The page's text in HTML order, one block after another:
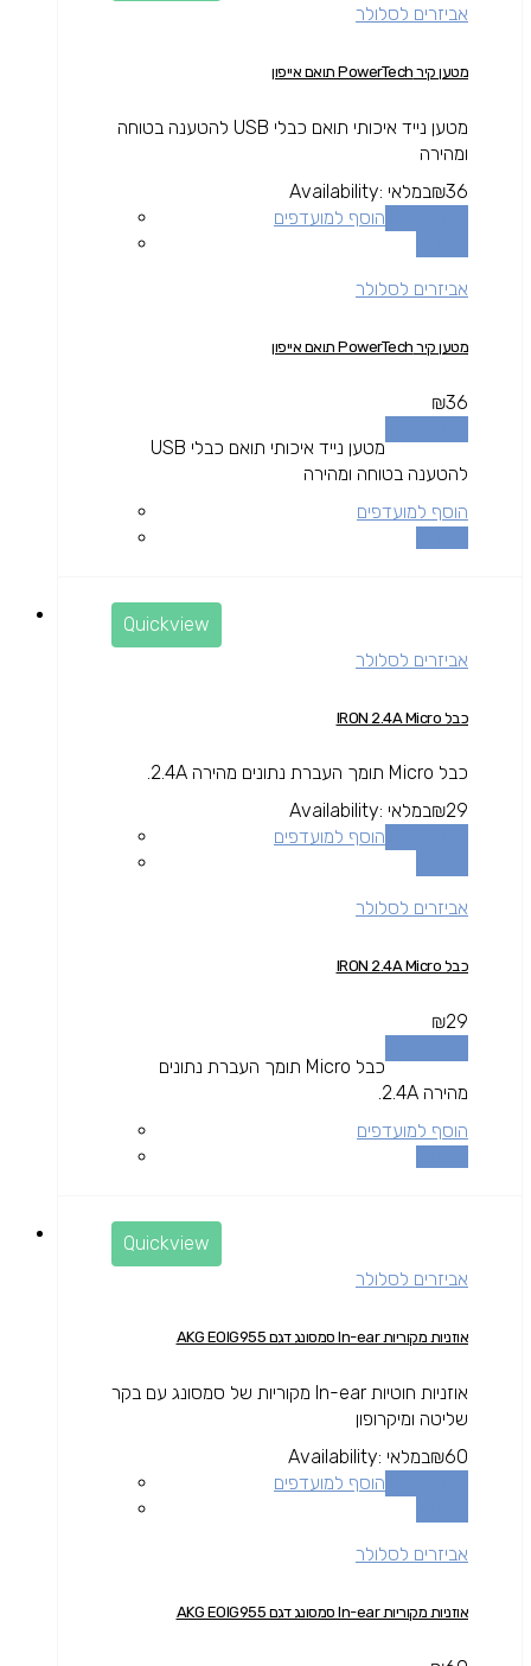
אביזרים לסלולר
מטען קיר PowerTech תואם אייפון
מטען נייד איכותי תואם כבלי USB להטענה בטוחה
ומהירה
₪36
Availability: במלאי
הוסף למועדפים
אביזרים לסלולר
מטען קיר PowerTech תואם אייפון
₪36
מטען נייד איכותי תואם כבלי USB
להטענה בטוחה ומהירה
הוסף למועדפים
Quickview
אביזרים לסלולר
כבל IRON 2.4A Micro
כבל Micro תומך העברת נתונים מהירה 2.4A.
₪29
Availability: במלאי
הוסף למועדפים
אביזרים לסלולר
כבל IRON 2.4A Micro
₪29
כבל Micro תומך העברת נתונים
מהירה 2.4A.
הוסף למועדפים
Quickview
אביזרים לסלולר
אוזניות מקוריות In-ear סמסונג דגם AKG EOIG955
אוזניות חוטיות In-ear מקוריות של סמסונג עם בקר
שליטה ומיקרופון
₪60
Availability: במלאי
הוסף למועדפים
אביזרים לסלולר
אוזניות מקוריות In-ear סמסונג דגם AKG EOIG955